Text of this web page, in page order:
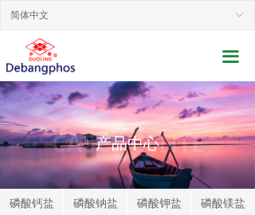
끀
网站首页
关于我们
新闻动态
产品展示
行业应用
联系我们
ꀅ
简体中文
CASES CENTE
产品中心
磷酸钙盐 磷酸钠盐 磷酸钾盐
磷酸镁盐